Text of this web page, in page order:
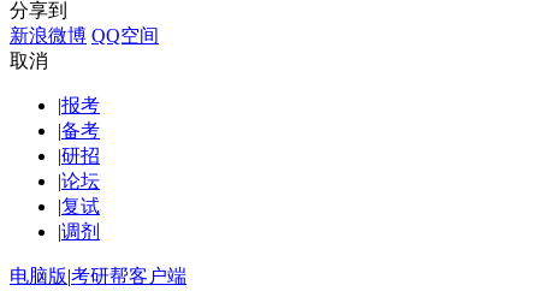
分享到
新浪微博 QQ空间
取消
|报考
|备考
|研招
|论坛
|复试
|调剂
电脑版|考研帮客户端